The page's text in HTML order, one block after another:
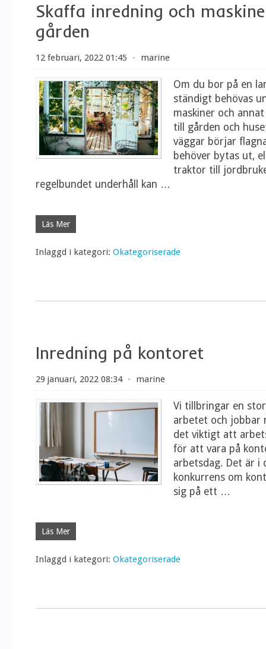
Skaffa inredning och
gården
12 februari, 2022 01:45 ⋅ marine
Om du bor på en
ständigt behövas
maskiner och
till gården och
väggar börjar
behöver bytas ut,
traktor till
regelbundet underhåll kan …
Läs Mer
Inlaggd i kategori: Okategoriserade
Inredning på kontoret
29 januari, 2022 08:34 ⋅ marine
Vi tillbringar en
arbetet och jobbar
det viktigt att
för att vara på
arbetsdag. Det är i
konkurrens om
sig på ett …
Läs Mer
Inlaggd i kategori: Okategoriserade